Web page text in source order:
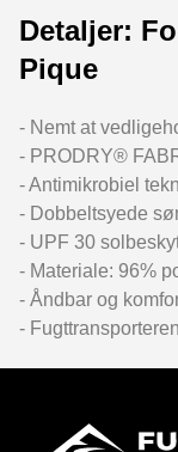
Detaljer:
Pique
- Nemt at
- PRODRY®
- Antimikrobiel
- Dobbeltsyede
- UPF 30
- Materiale: 96%
- Åndbar og
-